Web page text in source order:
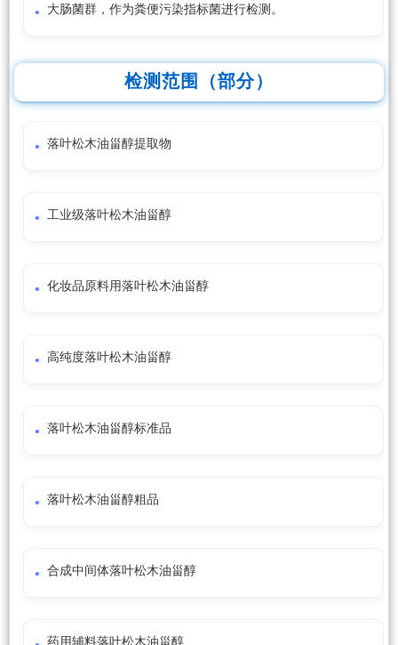
大肠菌群，作为粪便污染指标菌进行检测。
检测范围（部分）
落叶松木油甾醇提取物
工业级落叶松木油甾醇
化妆品原料用落叶松木油甾醇
高纯度落叶松木油甾醇
落叶松木油甾醇标准品
落叶松木油甾醇粗品
合成中间体落叶松木油甾醇
药用辅料落叶松木油甾醇